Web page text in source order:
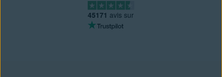
45171 avis sur